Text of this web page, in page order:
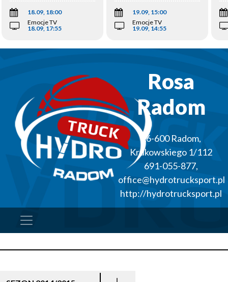
18.09, 18:00
Emocje TV
18.09, 17:55
19.09, 15:00
Emocje TV
19.09, 14:55
Rosa
Radom
26-600 Radom,
Krukowskiego 1/112
691-055-877,
office@hydrotrucksport.pl
http://hydrotrucksport.pl